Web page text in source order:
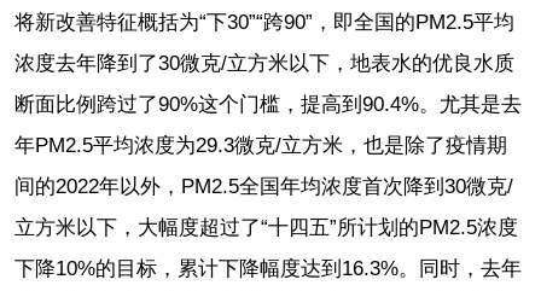
将新改善特征概括为“下30”“跨90”，即全国的PM2.5平均
浓度去年降到了30微克/立方米以下，地表水的优良水质
断面比例跨过了90%这个门槛，提高到90.4%。尤其是去
年PM2.5平均浓度为29.3微克/立方米，也是除了疫情期
间的2022年以外，PM2.5全国年均浓度首次降到30微克/
立方米以下，大幅度超过了“十四五”所计划的PM2.5浓度
下降10%的目标，累计下降幅度达到16.3%。同时，去年